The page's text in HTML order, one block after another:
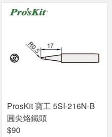
ProsKit 寶工 5SI-216N-B
圓尖烙鐵頭
$90